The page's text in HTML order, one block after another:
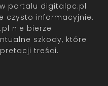
portalu digitalpc.pl
czysto informacyjnie.
nie bierze
szkody, które
treści.